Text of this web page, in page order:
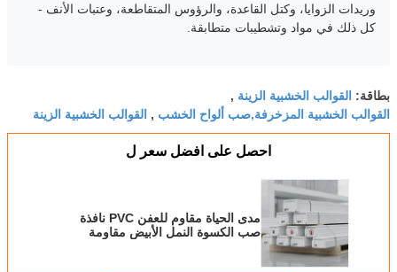
وريدات الزوايا، وكتل القاعدة، والرؤوس المتقاطعة، وعتبات الأنف -
كل ذلك في مواد وتشطيبات متطابقة.
بطاقة: القوالب الخشبية الزينة ,
القوالب الخشبية المزخرفة,صب ألواح الخشب , القوالب الخشبية الزينة
احصل على افضل سعر ل
مدى الحياة مقاوم للعفن PVC نافذة
صب الكسوة النمل الأبيض مقاومة